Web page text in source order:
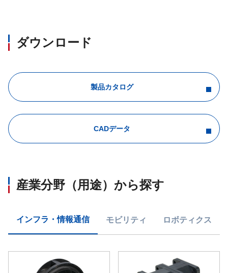
ダウンロード
製品カタログ
CADデータ
産業分野（用途）から探す
インフラ・情報通信 モビリティ ロボティクス